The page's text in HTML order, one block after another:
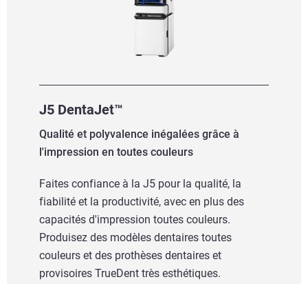
J5 DentaJet™
Qualité et polyvalence inégalées grâce à
l'impression en toutes couleurs
Faites confiance à la J5 pour la qualité, la
fiabilité et la productivité, avec en plus des
capacités d'impression toutes couleurs.
Produisez des modèles dentaires toutes
couleurs et des prothèses dentaires et
provisoires TrueDent très esthétiques.